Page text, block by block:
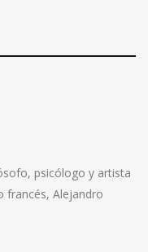
psicólogo y artista
francés, Alejandro